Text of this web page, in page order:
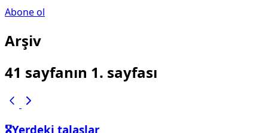
Abone ol
Arşiv
41 sayfanın 1. sayfası
🎖️Yerdeki talaşlar